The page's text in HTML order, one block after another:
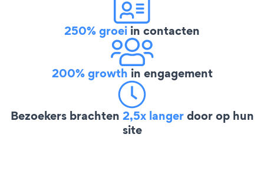
250% groei in contacten
200% growth in engagement
Bezoekers brachten 2,5x langerdoor op hun
site